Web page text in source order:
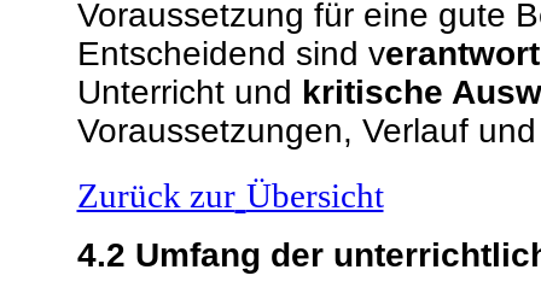
Voraussetzung für eine gute
Entscheidend sind v
Unterricht und kritische
Voraussetzungen, Verlauf
Zurück zur Übersicht
4.2 Umfang der